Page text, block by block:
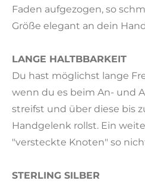
Faden aufgezogen, so
Größe elegant an dein
LANGE HALTBBARKEIT
Du hast möglichst lange
wenn du es beim An- und
streifst und über diese bis
Handgelenk rollst. Ein
"versteckte Knoten" so
STERLING SILBER